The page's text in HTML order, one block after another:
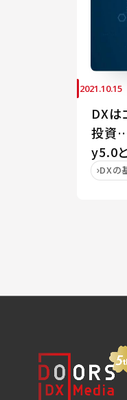
2021.10.15
DXは
投資
y5.0
DXの